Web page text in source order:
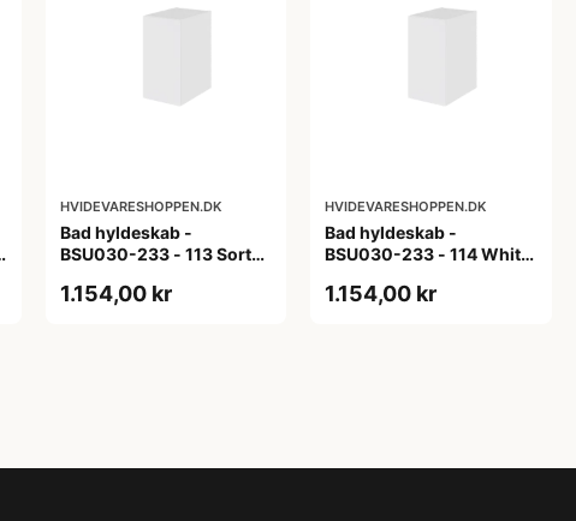
HVIDEVARESHOPPEN.DK
Bad hyldeskab -
BSU030-233 - 113 Sort
1.154,00 kr
HVIDEVARESHOPPEN.DK
Bad hyldeskab -
BSU030-233 - 114 White
ABS-kant
1.154,00 kr